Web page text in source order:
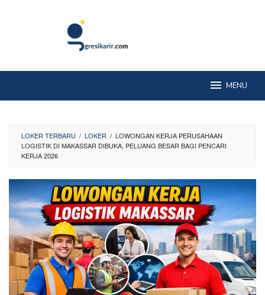
MENU
LOKER TERBARU / LOKER / LOWONGAN KERJA PERUSAHAAN
LOGISTIK DI MAKASSAR DIBUKA, PELUANG BESAR BAGI PENCARI
KERJA 2026